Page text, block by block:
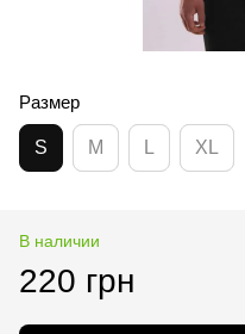
Размер
S M L XL
В наличии
220 грн